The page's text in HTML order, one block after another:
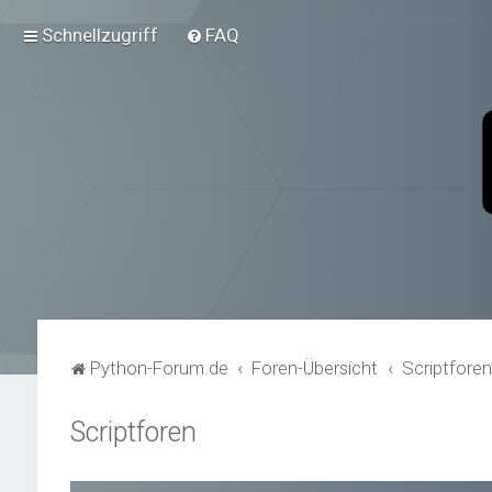
Schnellzugriff FAQ
Python-Forum.de Foren-Übersicht Scriptforen
Scriptforen